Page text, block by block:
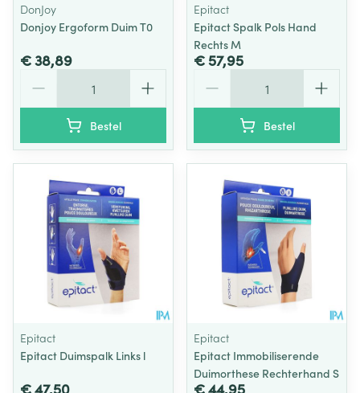
DonJoy
Donjoy Ergoform Duim T0
€ 38,89
Bestel
Epitact
Epitact Spalk Pols Hand
Rechts M
€ 57,95
Bestel
Epitact
Epitact Duimspalk Links l
€ 47,50
Epitact
Epitact Immobiliserende
Duimorthese Rechterhand S
€ 44,95